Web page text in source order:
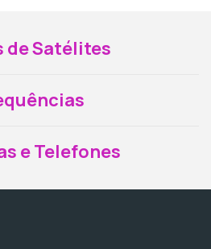
de Satélites
e Telefones